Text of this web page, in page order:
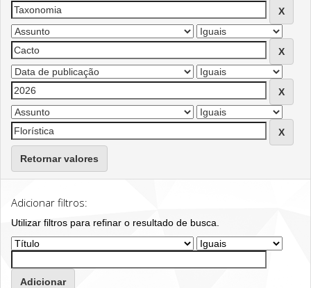
Retornar valores
Adicionar filtros:
Utilizar filtros para refinar o resultado de busca.